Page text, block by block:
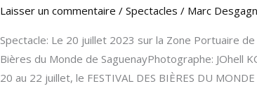
Laisser un commentaire /Spectacles / Marc
Spectacle: Le 20 juillet 2023 sur la Zone Portuaire
Bières du Monde de SaguenayPhotographe: JOhell
20 au 22 juillet, le FESTIVAL DES BIÈRES DU